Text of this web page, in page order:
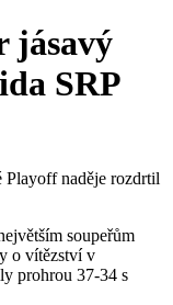
jásavý
SRP
naděje rozdrtil
soupeřům
o vítězství v
prohrou 37-34 s